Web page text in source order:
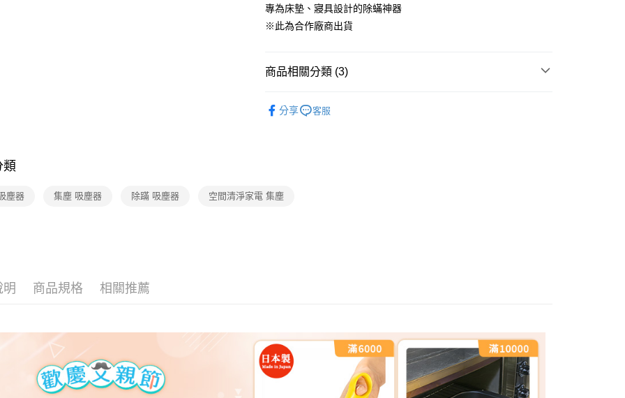
流程，驗證手機門號後，選擇欲分期的期數、繳款截止日，確認付款後即
3.實際核准額度、可分期數及費用金額請依後續交易確認頁面所載為準。
無法說明評估內容。
醒簡訊。
2.透過簡訊連結打開帳單後，可選擇「超商條碼／台灣大直營門市／銀行轉
款買賣價金債權讓與本公司後，依約使用本公司帳單繳交帳款。
運送方式
每筆NT$150，滿NT$299(含以上)免運費
專為床墊、寢具設計的除蟎神器
※此為合作廠商出貨
商品相關分類 (3)
分享 客服
類
塵器 集塵 吸塵器 除蹣 吸塵器 空間清淨家電 集塵
明 商品規格 相關推薦